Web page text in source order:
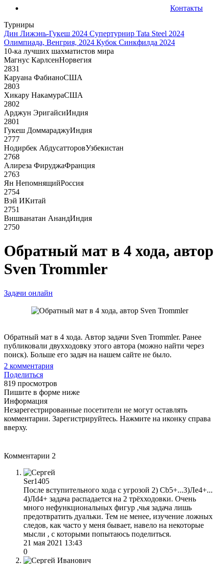
Контакты
Турниры
Дин Лижэнь-Гукеш 2024 Супертурнир Tata Steel 2024
Олимпиада, Венгрия, 2024 Кубок Синкфилда 2024
10-ка лучших шахматистов мира
Магнус КарлсенНорвегия
2831
Каруана ФабианоСША
2803
Хикару НакамураСША
2802
Арджун ЭригайсиИндия
2801
Гукеш ДоммараджуИндия
2777
Нодирбек АбдусатторовУзбекистан
2768
Алиреза ФируджаФранция
2763
Ян НепомнящийРоссия
2754
Вэй ИКитай
2751
Вишванатан АнандИндия
2750
Обратный мат в 4 хода, автор
Sven Trommler
Задачи онлайн
Обратный мат в 4 хода. Автор задачи Sven Trommler. Ранее
публиковали двухходовку этого автора (можно найти через
поиск). Больше его задач на нашем сайте не было.
2 комментария
Поделиться
819 просмотров
Пишите в форме ниже
Информация
Незарегестрированные посетители не могут оставлять
комментарии. Зарегистрируйтесь. Нажмите на иконку справа
вверху.
Комментарии 2
Ser1405
После вступительного хода с угрозой 2) Сb5+...3)Ле4+...
4)Лd4+ задача распадается на 2 трёхходовки. Очень
много нефункциональных фигур ,чья задача лишь
предотвратить дуальки. Тем не менее, изучение ложных
следов, как часто у меня бывает, навело на некоторые
мысли , с которыми попытаюсь поделиться.
21 мая 2021 13:43
0